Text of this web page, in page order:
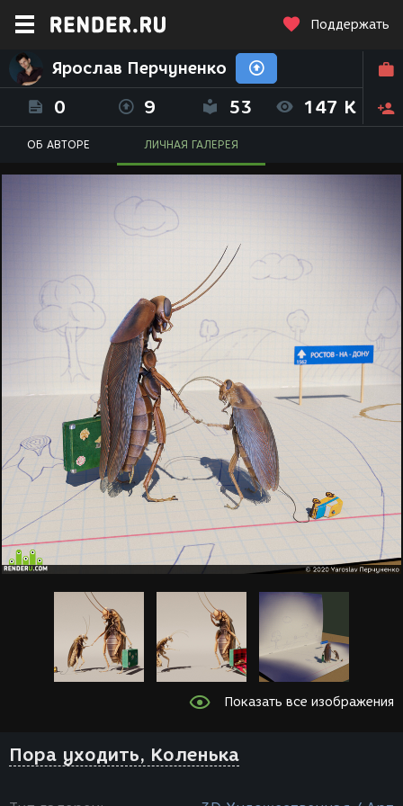
Поддержать
Ярослав Перчуненко
0 9 53 147 K
ОБ АВТОРЕ ЛИЧНАЯ ГАЛЕРЕЯ
Показать все изображения
Пора уходить, Коленька